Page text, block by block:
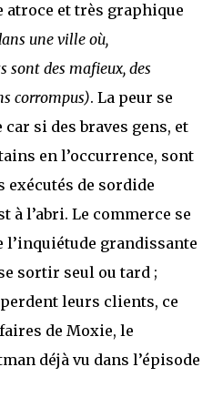
atroce et très graphique
une ville où,
des mafieux, des
corrompus). La peur se
si des braves gens, et
en l’occurrence, sont
exécutés de sordide
à l’abri. Le commerce se
l’inquiétude grandissante
sortir seul ou tard ;
leurs clients, ce
de Moxie, le
déjà vu dans l’épisode